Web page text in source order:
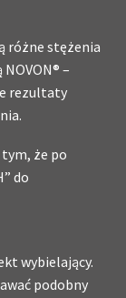
różne stężenia
–
rezultaty
że po
do
wybielający.
podobny